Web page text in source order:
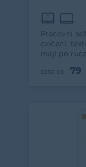
Pracovní
cvičení,
mají po
79